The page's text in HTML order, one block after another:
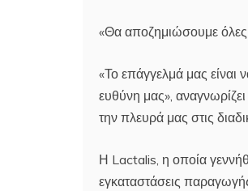
«Θα αποζημιώσουμε όλες
«Το επάγγελμά μας είναι
ευθύνη μας»,
την πλευρά μας στις
Η Lactalis, η οποία
εγκαταστάσεις